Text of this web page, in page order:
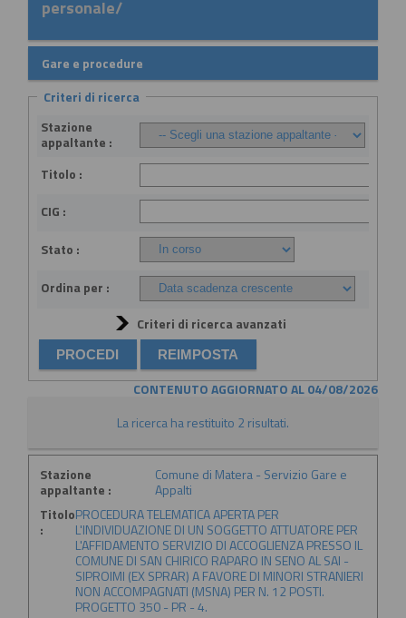
personale/
Gare e procedure
Criteri di ricerca
Stazione
appaltante :
Titolo :
CIG :
Stato :
Ordina per :
Criteri di ricerca avanzati
CONTENUTO AGGIORNATO AL 04/08/2026
La ricerca ha restituito 2 risultati.
Stazione
appaltante :
Comune di Matera - Servizio Gare e
Appalti
Titolo
:
PROCEDURA TELEMATICA APERTA PER
L'INDIVIDUAZIONE DI UN SOGGETTO ATTUATORE PER
L'AFFIDAMENTO SERVIZIO DI ACCOGLIENZA PRESSO IL
COMUNE DI SAN CHIRICO RAPARO IN SENO AL SAI -
SIPROIMI (EX SPRAR) A FAVORE DI MINORI STRANIERI
NON ACCOMPAGNATI (MSNA) PER N. 12 POSTI.
PROGETTO 350 - PR - 4.